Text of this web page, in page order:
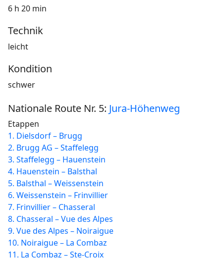
6 h 20 min
Technik
leicht
Kondition
schwer
Nationale Route Nr. 5: Jura-Höhenweg
Etappen
1. Dielsdorf – Brugg
2. Brugg AG – Staffelegg
3. Staffelegg – Hauenstein
4. Hauenstein – Balsthal
5. Balsthal – Weissenstein
6. Weissenstein – Frinvillier
7. Frinvillier – Chasseral
8. Chasseral – Vue des Alpes
9. Vue des Alpes – Noiraigue
10. Noiraigue – La Combaz
11. La Combaz – Ste-Croix